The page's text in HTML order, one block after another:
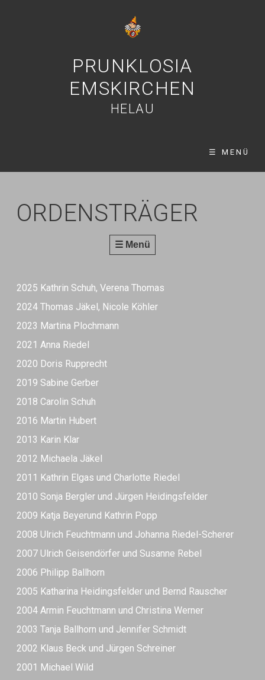
PRUNKLOSIA
EMSKIRCHEN
HELAU
☰ MENÜ
ORDENSTRÄGER
☰ Menü
2025 Kathrin Schuh, Verena Thomas
2024 Thomas Jäkel, Nicole Köhler
2023 Martina Plochmann
2021 Anna Riedel
2020 Doris Rupprecht
2019 Sabine Gerber
2018 Carolin Schuh
2016 Martin Hubert
2013 Karin Klar
2012 Michaela Jäkel
2011 Kathrin Elgas und Charlotte Riedel
2010 Sonja Bergler und Jürgen Heidingsfelder
2009 Katja Beyerund Kathrin Popp
2008 Ulrich Feuchtmann und Johanna Riedel-Scherer
2007 Ulrich Geisendörfer und Susanne Rebel
2006 Philipp Ballhorn
2005 Katharina Heidingsfelder und Bernd Rauscher
2004 Armin Feuchtmann und Christina Werner
2003 Tanja Ballhorn und Jennifer Schmidt
2002 Klaus Beck und Jürgen Schreiner
2001 Michael Wild